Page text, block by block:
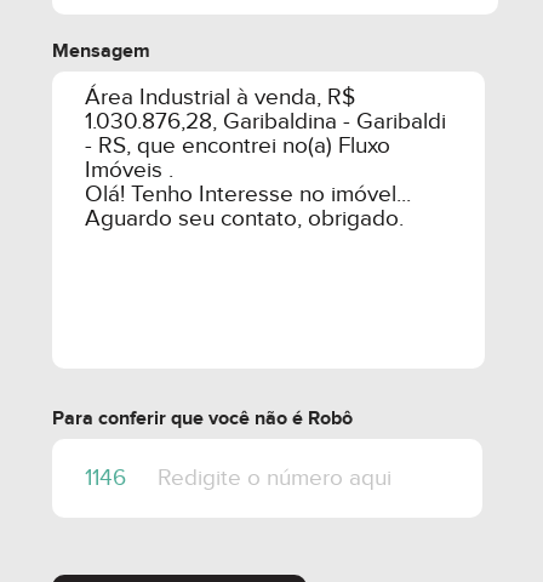
Mensagem
Para conferir que você não é Robô